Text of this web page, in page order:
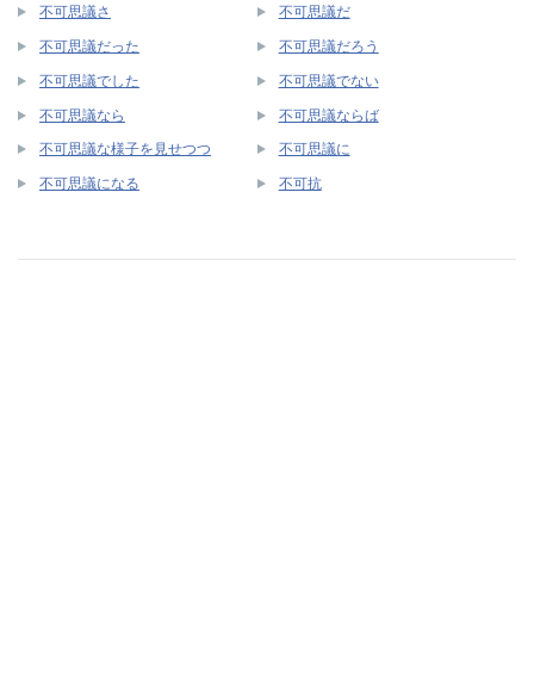
不可思議さ 不可思議だ
不可思議だった 不可思議だろう
不可思議でした 不可思議でない
不可思議なら 不可思議ならば
不可思議な様子を見せつつ 不可思議に
不可思議になる 不可抗